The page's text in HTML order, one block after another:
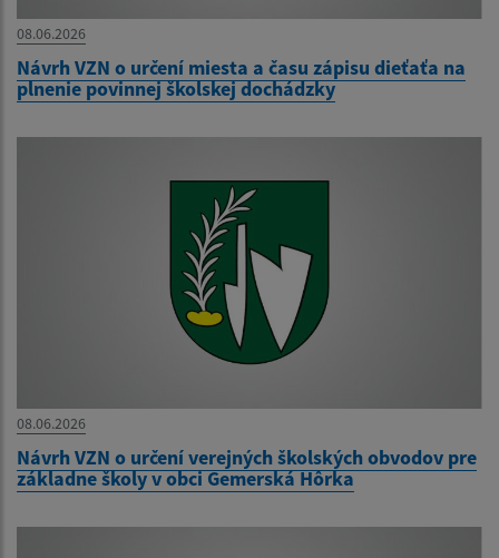
08.06.2026
Návrh VZN o určení miesta a času zápisu dieťaťa na
plnenie povinnej školskej dochádzky
08.06.2026
Návrh VZN o určení verejných školských obvodov pre
základne školy v obci Gemerská Hôrka